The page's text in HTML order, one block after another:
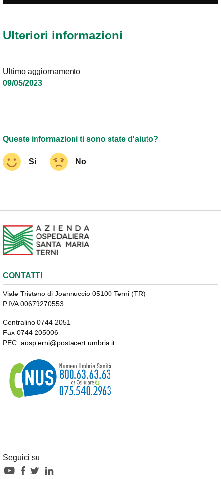
Ulteriori informazioni
Ultimo aggiornamento
09/05/2023
Queste informazioni ti sono state d'aiuto?
Si No
CONTATTI
Viale Tristano di Joannuccio 05100 Terni (TR)
P.IVA 00679270553
Centralino 0744 2051
Fax 0744 205006
PEC: aospterni@postacert.umbria.it
Seguici su